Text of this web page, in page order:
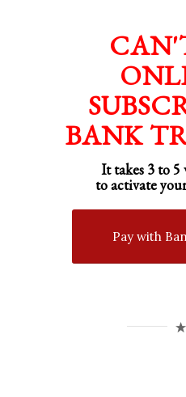
BANK
It takes 3 to 5
to activate
Pay with